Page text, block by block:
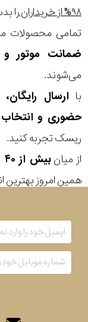
۹۸% از خریداران
را
تمامی محصولات
ضمانت موتور و ۱۰ سال تعویض رایگان باتری
می‌شوند.
با
حضوری و انتخاب بین ۳
ریسک تجربه کنید.
از میانبیش از ۴۰ هزار مدل ساعت و اکسسوری اورجینال
همین امروز بهترین
قاب
ویژگی
نوع
موتور
رنگ
بکار
رفته
ساعت
جنس